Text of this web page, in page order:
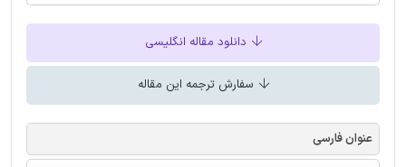
دانلود مقاله انگلیسی
سفارش ترجمه این مقاله
عنوان فارسی